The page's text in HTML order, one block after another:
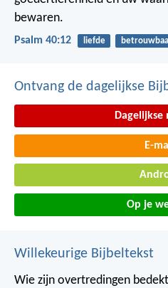
bewaren.
Psalm 40:12 liefde
Ontvang de dagelijkse
Dagelijkse
E-
Op je
Willekeurige Bijbeltekst
Wie zijn overtredingen